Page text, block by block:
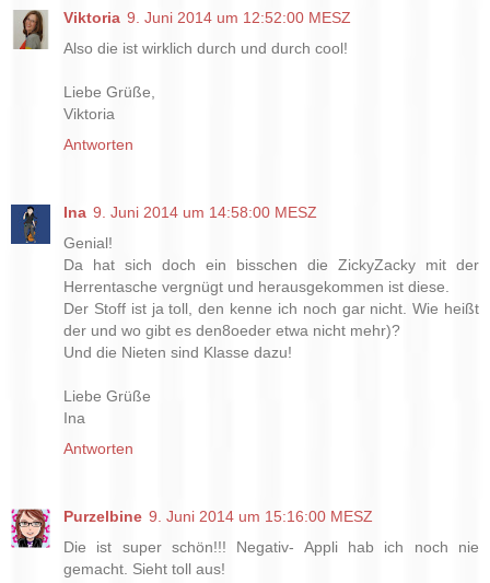
Viktoria 9. Juni 2014 um 12:52:00 MESZ
Also die ist wirklich durch und durch cool!
Liebe Grüße,
Viktoria
Antworten
Ina 9. Juni 2014 um 14:58:00 MESZ
Genial!
Da hat sich doch ein bisschen die ZickyZacky mit der
Herrentasche vergnügt und herausgekommen ist diese.
Der Stoff ist ja toll, den kenne ich noch gar nicht. Wie heißt
der und wo gibt es den8oeder etwa nicht mehr)?
Und die Nieten sind Klasse dazu!
Liebe Grüße
Ina
Antworten
Purzelbine 9. Juni 2014 um 15:16:00 MESZ
Die ist super schön!!! Negativ- Appli hab ich noch nie
gemacht. Sieht toll aus!